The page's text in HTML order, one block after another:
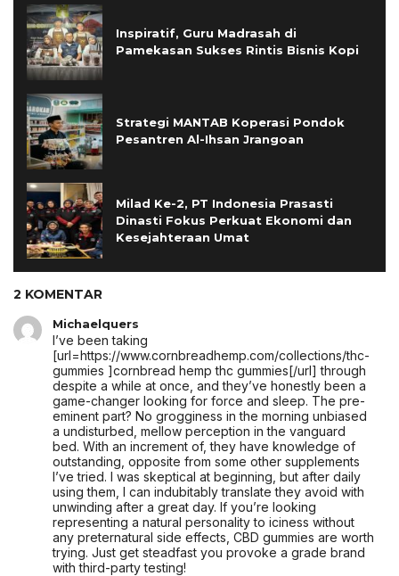
Inspiratif, Guru Madrasah di
Pamekasan Sukses Rintis Bisnis Kopi
Strategi MANTAB Koperasi Pondok
Pesantren Al-Ihsan Jrangoan
Milad Ke-2, PT Indonesia Prasasti
Dinasti Fokus Perkuat Ekonomi dan
Kesejahteraan Umat
2 KOMENTAR
Michaelquers
I’ve been taking
[url=https://www.cornbreadhemp.com/collections/thc-
gummies ]cornbread hemp thc gummies[/url] through
despite a while at once, and they’ve honestly been a
game-changer looking for force and sleep. The pre-
eminent part? No grogginess in the morning unbiased
a undisturbed, mellow perception in the vanguard
bed. With an increment of, they have knowledge of
outstanding, opposite from some other supplements
I’ve tried. I was skeptical at beginning, but after daily
using them, I can indubitably translate they avoid with
unwinding after a great day. If you’re looking
representing a natural personality to iciness without
any preternatural side effects, CBD gummies are worth
trying. Just get steadfast you provoke a grade brand
with third-party testing!